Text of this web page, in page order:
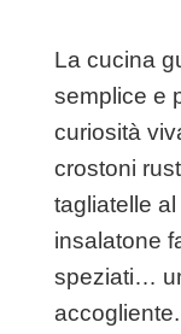
La cucina
semplice e
curiosità
crostoni
tagliatelle
insalatone
speziati…
accogliente.